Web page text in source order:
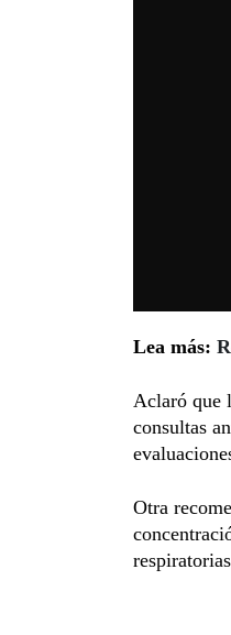
Lea más:
Aclaró que
consultas
Otra